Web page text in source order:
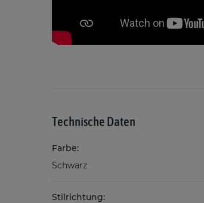
Technische Daten
Farbe:
Schwarz
Stilrichtung: